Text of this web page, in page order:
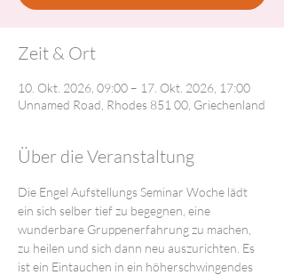
Zeit & Ort
10. Okt. 2026, 09:00 – 17. Okt. 2026, 17:00
Unnamed Road, Rhodes 851 00, Griechenland
Über die Veranstaltung
Die Engel Aufstellungs Seminar Woche lädt
ein sich selber tief zu begegnen, eine
wunderbare Gruppenerfahrung zu machen,
zu heilen und sich dann neu auszurichten. Es
ist ein Eintauchen in ein höherschwingendes